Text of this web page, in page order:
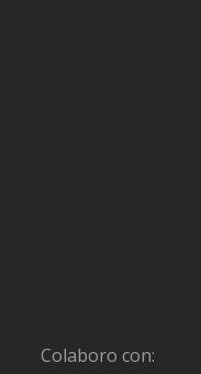
Colaboro con: